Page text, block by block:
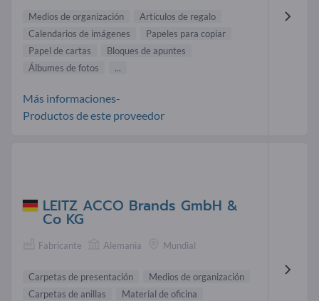
Medios de organización
Artículos de regalo
Calendarios de imágenes
Papeles para copiar
Papel de cartas
Bloques de apuntes
Álbumes de fotos
...
Más informaciones-
Productos de este proveedor
LEITZ ACCO Brands GmbH &
Co KG
Fabricante Alemania Mundial
Carpetas de presentación
Medios de organización
Carpetas de anillas
Material de oficina